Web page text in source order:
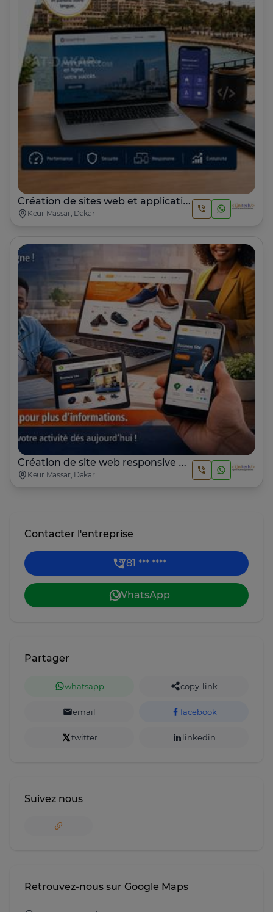
Création de sites web et applications mobiles sur mesure
Keur Massar, Dakar
Création de site web responsive et optimisé SEO
Keur Massar, Dakar
Contacter l'entreprise
781 *** ****
WhatsApp
Partager
whatsapp copy-link
email facebook
twitter linkedin
Suivez nous
Retrouvez-nous sur Google Maps